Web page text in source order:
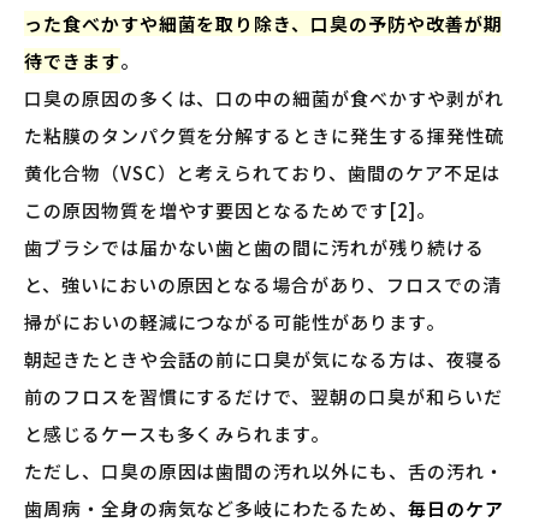
った食べかすや細菌を取り除き、口臭の予防や改善が期
待できます。
口臭の原因の多くは、口の中の細菌が食べかすや剥がれ
た粘膜のタンパク質を分解するときに発生する揮発性硫
黄化合物（VSC）と考えられており、歯間のケア不足は
この原因物質を増やす要因となるためです[2]。
歯ブラシでは届かない歯と歯の間に汚れが残り続ける
と、強いにおいの原因となる場合があり、フロスでの清
掃がにおいの軽減につながる可能性があります。
朝起きたときや会話の前に口臭が気になる方は、夜寝る
前のフロスを習慣にするだけで、翌朝の口臭が和らいだ
と感じるケースも多くみられます。
ただし、口臭の原因は歯間の汚れ以外にも、舌の汚れ・
歯周病・全身の病気など多岐にわたるため、 毎日のケア